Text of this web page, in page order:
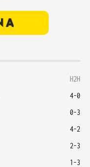
H2H
4-0
0-3
4-2
2-3
1-3